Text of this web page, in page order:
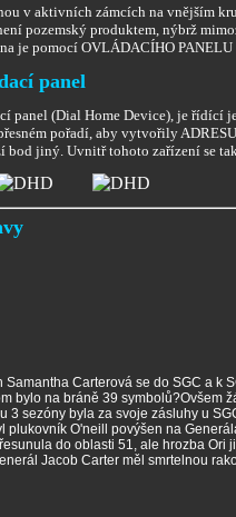
v aktivních zámcích na vnějším
pozemský produktem, nýbrž
je pomocí OVLÁDACÍHO
panel
panel (Dial Home Device), je řídící
pořadí, aby vytvořily
bod jiný. Uvnitř tohoto zařízení se
Samantha Carterová se do SGC a k
bylo na bráně 39 symbolů?Ovšem
3 sezóny byla za svoje zásluhy u
plukovník O'neill povýšen na
do oblasti 51, ale hrozba Ori
Jacob Carter měl smrtelnou